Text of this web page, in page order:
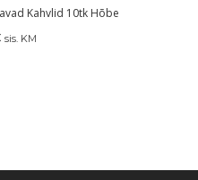
Kahvlid 10tk Hõbe
sis. KM